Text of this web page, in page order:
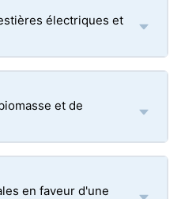
électriques et
et de
en faveur d'une